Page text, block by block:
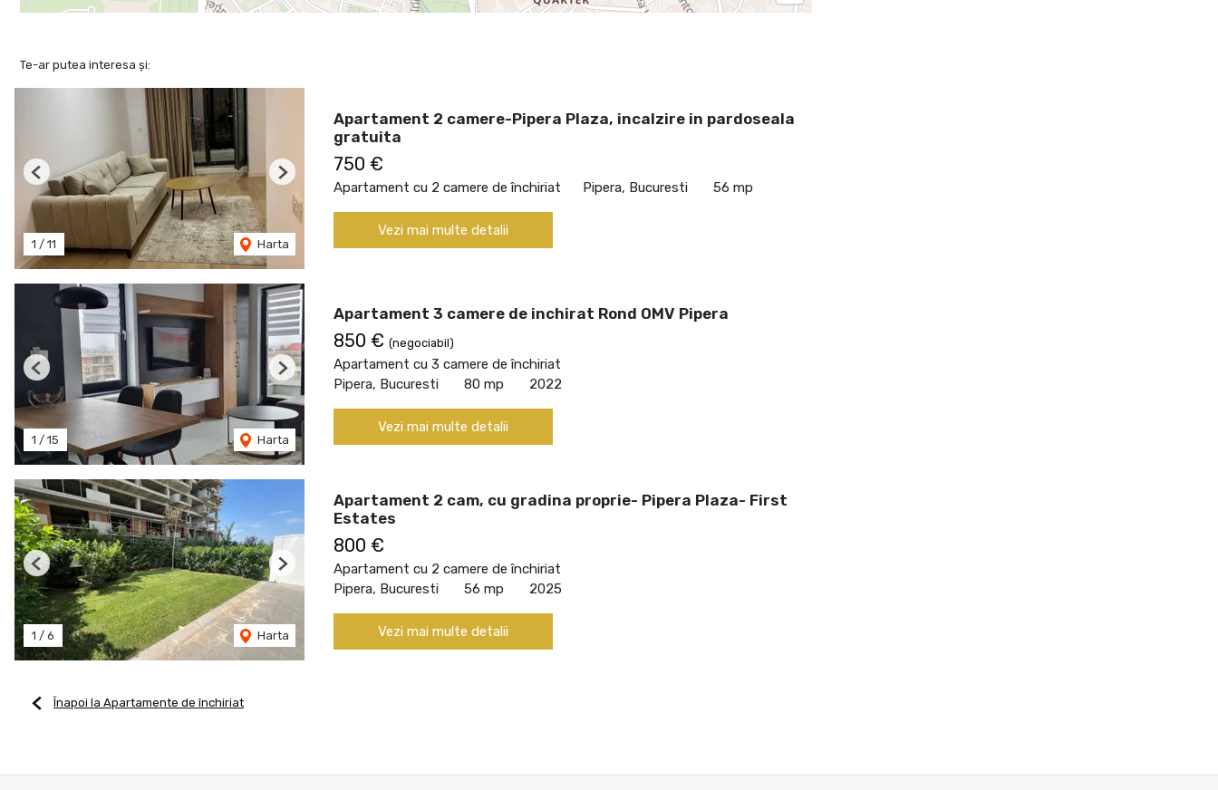
Te-ar putea interesa și:
1 / 11 Harta
Previous Next
Apartament 2 camere-Pipera Plaza, incalzire in pardoseala
gratuita
750 €
Apartament cu 2 camere de închiriat Pipera, Bucuresti 56 mp
Vezi mai multe detalii
1 / 15 Harta
Previous Next
Apartament 3 camere de inchirat Rond OMV Pipera
850 € (negociabil)
Apartament cu 3 camere de închiriat
Pipera, Bucuresti
80 mp 2022
Vezi mai multe detalii
1 / 6 Harta
Previous Next
Apartament 2 cam, cu gradina proprie- Pipera Plaza- First
Estates
800 €
Apartament cu 2 camere de închiriat
Pipera, Bucuresti
56 mp 2025
Vezi mai multe detalii
Înapoi la Apartamente de închiriat